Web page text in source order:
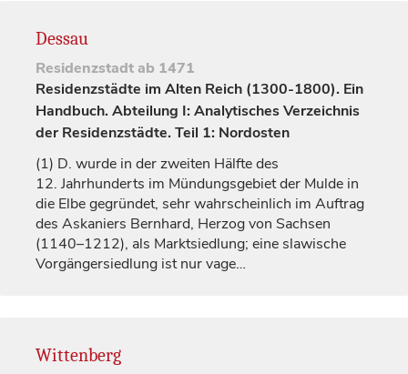
Dessau
Residenzstadtab 1471
Residenzstädte im Alten Reich (1300-1800). Ein
Handbuch. Abteilung I: Analytisches Verzeichnis
der Residenzstädte. Teil 1: Nordosten
(1) D. wurde in der zweiten Hälfte des
12. Jahrhunderts im Mündungsgebiet der Mulde in
die Elbe gegründet, sehr wahrscheinlich im Auftrag
des Askaniers Bernhard, Herzogvon Sachsen
(1140–1212), als Marktsiedlung; eine slawische
Vorgängersiedlung ist nur vage…
Wittenberg